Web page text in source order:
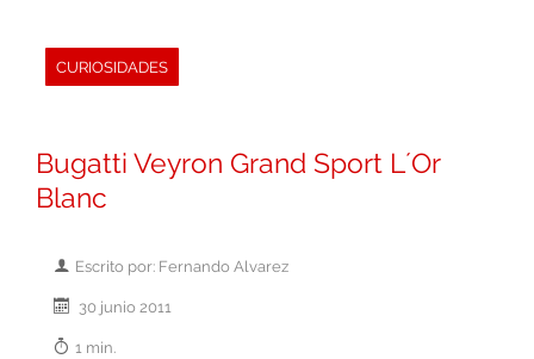
CURIOSIDADES
Bugatti Veyron Grand Sport L´Or
Blanc
Escrito por: Fernando Alvarez
30 junio 2011
1 min.